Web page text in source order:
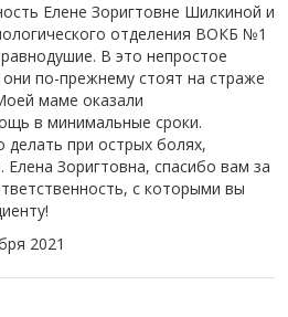
Елене Зоригтовне Шилкиной и
отделения ВОКБ №1
В это непростое
по-прежнему стоят на страже
маме оказали
в минимальные сроки.
делать при острых болях,
Зоригтовна, спасибо вам за
с которыми вы
2021